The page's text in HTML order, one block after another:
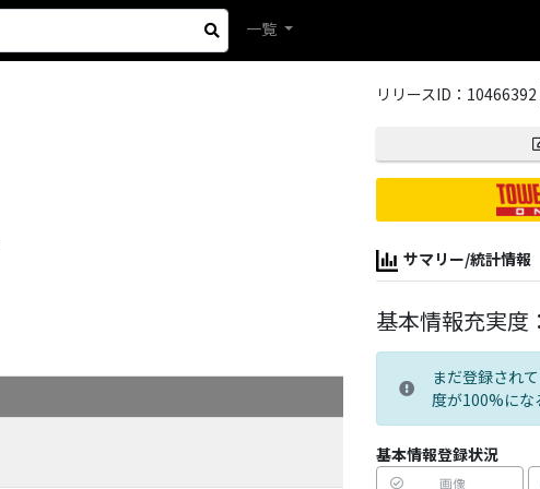
一覧
リリースID： 10466392
サマリー/統計情報
基本情報充実度：
まだ登録され
度が100%にな
基本情報登録状況
画像